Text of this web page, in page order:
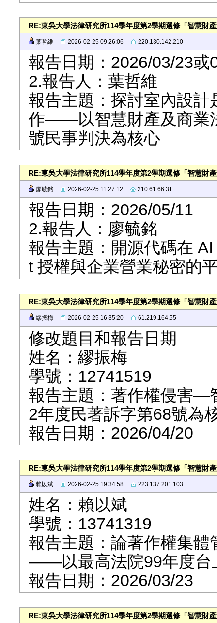
RE:東吳大學法律研究所114學年度第2學期選修「智慧財
葉哲維 2026-02-25 09:26:06 220.130.142.210
報告日期：2026/03/23或
2.報告人：葉哲維
報告主題：探討室內設
作——以智慧財產及商業
號民事判決為核心
RE:東吳大學法律研究所114學年度第2學期選修「智慧財
廖毓銘 2026-02-25 11:27:12 210.61.66.31
報告日期：2026/05/11
2.報告人：廖毓銘
報告主題：開源代碼在
t 授權與企業營業秘密的
RE:東吳大學法律研究所114學年度第2學期選修「智慧財
繆振梅 2026-02-25 16:35:20 61.219.164.55
修改題目和報告日期
姓名：繆振梅
學號：12741519
報告主題：著作權侵害—
2年度民著訴字第68號為
報告日期：2026/04/20
RE:東吳大學法律研究所114學年度第2學期選修「智慧財
賴以斌 2026-02-25 19:34:58 223.137.201.103
姓名：賴以斌
學號：13741319
報告主題：論著作權集
——以最高法院99年度台
報告日期：2026/03/23
RE:東吳大學法律研究所114學年度第2學期選修「智慧財